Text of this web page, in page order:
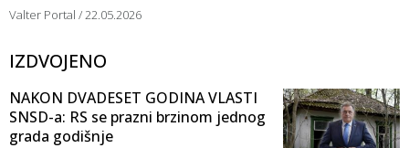
Valter Portal 22.05.2026
IZDVOJENO
NAKON DVADESET GODINA VLASTI
SNSD-a: RS se prazni brzinom jednog
grada godišnje